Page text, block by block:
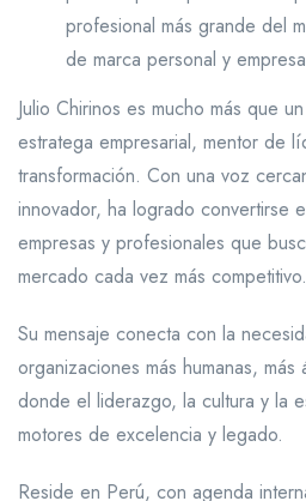
profesional más grande del
de marca personal y
Julio Chirinos es mucho más que
estratega empresarial, mentor de
transformación. Con una voz
innovador, ha logrado convertirse
empresas y profesionales que
mercado cada vez más competitivo.
Su mensaje conecta con la
organizaciones más humanas,
donde el liderazgo, la cultura y la
motores de excelencia y legado.
Reside en Perú, con agenda